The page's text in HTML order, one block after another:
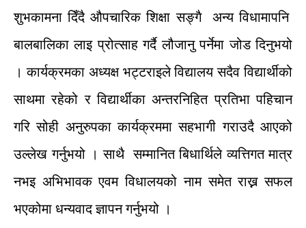
शुभकामना दिँदै औपचारिक शिक्षा सङ्गै अन्य विधामापनि
बालबालिका लाइ प्रोत्साह गर्दै लौजानु पर्नेमा जोड दिनुभयो
। कार्यक्रमका अध्यक्ष भट्टराइले विद्यालय सदैव विद्यार्थीको
साथमारहेको र विद्यार्थीका अन्तरनिहित प्रतिभा पहिचान
गरि सोही अनुरुपका कार्यक्रममा सहभागी गराउदै आएको
उल्लेख गर्नुभयो । साथै सम्मानित बिधार्थिले व्यत्तिगत मात्र
नभइ अभिभावक एवम विधालयको नाम समेत राख्न सफल
भएकोमा धन्यवाद ज्ञापन गर्नुभयो ।